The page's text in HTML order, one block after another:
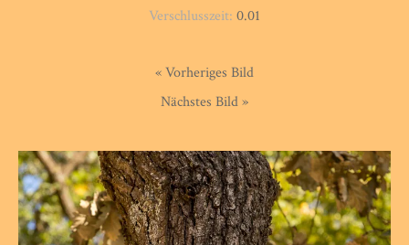
Verschlusszeit: 0.01
« Vorheriges Bild
Nächstes Bild »